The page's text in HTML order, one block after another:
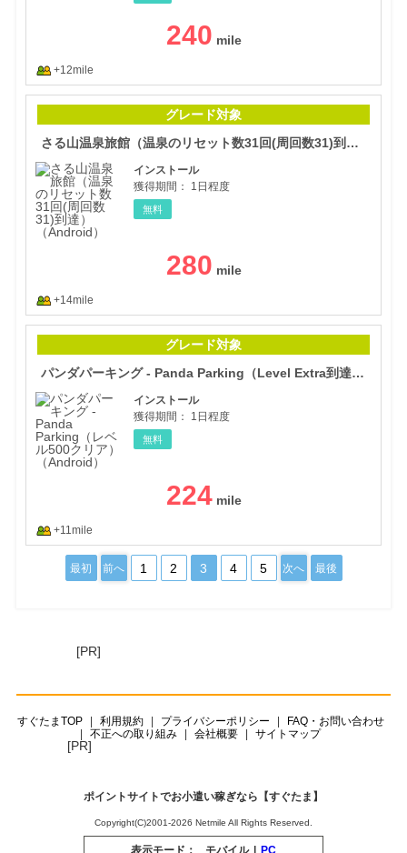
240
+12mile
グレード対象
さる山温泉旅館（温泉のリセット数31回(周回数31)到達）（Android）
インストール
獲得期間：
1日程度
無料
280
+14mile
グレード対象
パンダパーキング - Panda Parking（Level Extra到達）（Android）
インストール
獲得期間：
1日程度
無料
224
+11mile
最初 前へ 1 2 3 4 5 次へ 最後
[PR]
すぐたまTOP 利用規約 プライバシーポリシー
FAQ・お問い合わせ
不正への取り組み
会社概要 サイトマップ
[PR]
ポイントサイトでお小遣い稼ぎなら【すぐたま】
Copyright(C)2001-2026 Netmile All Rights Reserved.
表示モード： モバイル PC